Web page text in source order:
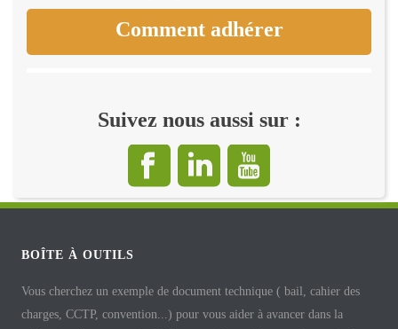
Comment adhérer
Suivez nous aussi sur :
BOÎTE À OUTILS
Vous cherchez un exemple de document technique ( bail, cahier des
charges, CCTP, convention...) pour vous aider à avancer dans la